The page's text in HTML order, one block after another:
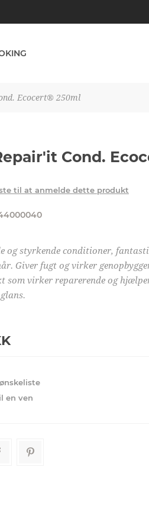
Ecocert® 250ml
Cond.
til at anmelde dette produkt
og styrkende conditioner,
Giver fugt og virker
som virker reparerende og